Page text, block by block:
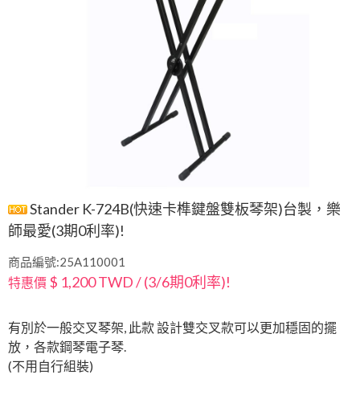
Stander K-724B(快速卡榫鍵盤雙板琴架)台製，樂
師最愛(3期0利率)!
商品編號:25A110001
特惠價 $ 1,200 TWD / (3/6期0利率)!
有別於一般交叉琴架, 此款 設計雙交叉款可以更加穩固的擺
放，各款鋼琴電子琴.
(不用自行組裝)